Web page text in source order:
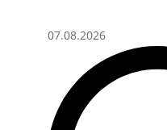
07.08.2026